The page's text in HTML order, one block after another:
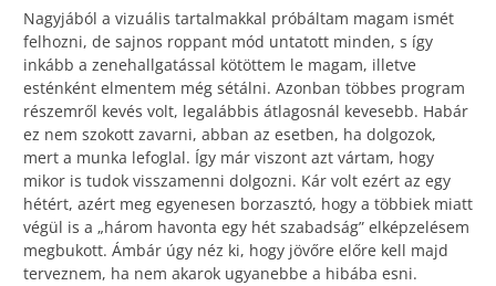
Nagyjából a vizuális tartalmakkal próbáltam magam ismét
felhozni, de sajnos roppant mód untatott minden, s így
inkább a zenehallgatással kötöttem le magam, illetve
esténként elmentem még sétálni. Azonban többes program
részemről kevés volt, legalábbis átlagosnál kevesebb. Habár
ez nem szokott zavarni, abban az esetben, ha dolgozok,
mert a munka lefoglal. Így már viszont azt vártam, hogy
mikor is tudok visszamenni dolgozni. Kár volt ezért az egy
hétért, azért meg egyenesen borzasztó, hogy a többiek miatt
végül is a „három havonta egy hét szabadság” elképzelésem
megbukott. Ámbár úgy néz ki, hogy jövőre előre kell majd
terveznem, ha nem akarok ugyanebbe a hibába esni.